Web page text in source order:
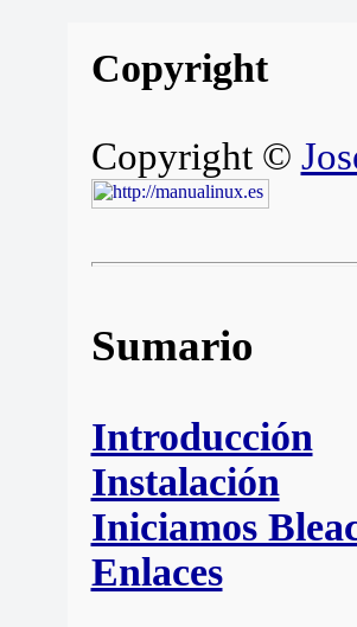
Copyright
Copyright ©
Sumario
Introducción
Instalación
Iniciamos
Enlaces